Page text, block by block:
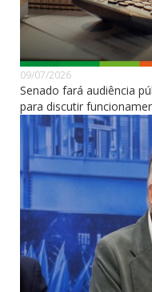
09/07/2026
Senado fará audiência
para discutir